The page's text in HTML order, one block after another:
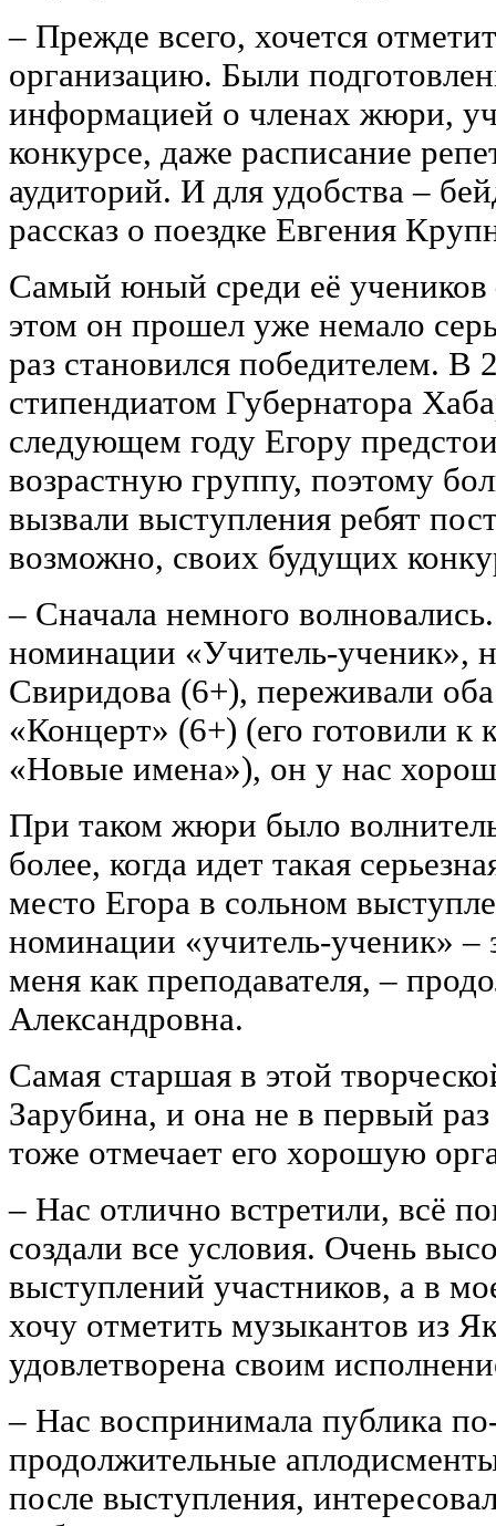
‒ Прежде всего, хочется
организацию. Были
информацией о членах жюри,
конкурсе, даже расписание
аудиторий. И для удобства ‒
рассказ о поездке Евгения
Самый юный среди её
этом он прошел уже немало
раз становился победителем. В
стипендиатом Губернатора
следующем году Егору
возрастную группу, поэтому
вызвали выступления ребят
возможно, своих будущих
‒ Сначала немного
номинации «Учитель-ученик»,
Свиридова (6+), переживали
«Концерт» (6+) (его готовили к
«Новые имена»), он у нас
При таком жюри было
более, когда идет такая
место Егора в сольном
номинации «учитель-ученик»
меня как преподавателя, ‒
Александровна.
Самая старшая в этой
Зарубина, и она не в первый
тоже отмечает его хорошую
‒ Нас отлично встретили, всё
создали все условия. Очень
выступлений участников, а в
хочу отметить музыкантов из
удовлетворена своим
‒ Нас воспринимала публика
продолжительные
после выступления,